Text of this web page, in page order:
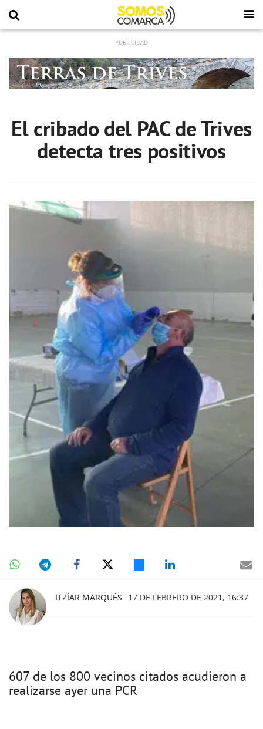
El cribado del PAC de Trives
detecta tres positivos
ITZÍAR MARQUÉS 17 DE FEBRERO DE 2021, 16:37
607 de los 800 vecinos citados acudieron a
realizarse ayer una PCR